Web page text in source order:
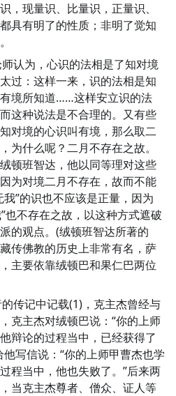
，现量识、比量识，正量识、
具有明了的性质；非明了觉知
认为，心识的法相是了知对境
过：这样一来，识的法相是知
境所知道……这样安立识的法
这种说法是不合理的。又有些
对境的心识叫有境，那么取二
为什么呢？二月不存在之故。
顿班智达，他以同等理对这些
为对境二月不存在，故而不能
”的识也不应该是正量，因为
也不存在之故，以这种方式遮破
的观点。(绒顿班智达所著的
传佛教的历史上非常有名，萨
主要依靠绒顿巴和果仁巴两位
传记中记载(1)，克主杰曾经与
克主杰对绒顿巴说：“你的上师
辩论的过程当中，已经获得了
写信说：“你的上师甲曹杰也学
程当中，他也失败了。”后来两
当克主杰尊者、僧众、证人等